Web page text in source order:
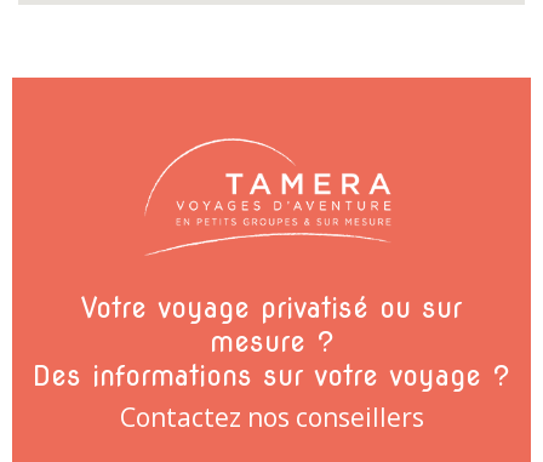
Votre voyage privatisé ou sur
mesure ?
Des informations sur votre voyage ?
Contactez nos conseillers